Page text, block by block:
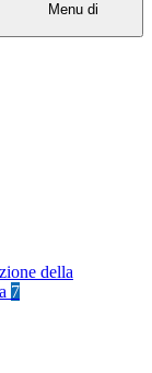
Menu di
della
7